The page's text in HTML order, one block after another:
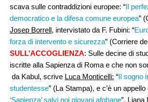
scava sulle contraddizioni europee: “Il
democratico e la difesa comune europea”
Josep Borrell, intervistato da F. Fubini: “
forza di intervento e sicurezza” (Corriere
SULL’ACCOGLIENZA: Sulle decine di
iscritte alla Sapienza di Roma e che non
da Kabul, scrive Luca Monticelli: “Il sogno
studentesse” (La Stampa), e c’è un appello
‘Sapienza’ salvi noi giovani afghane”. Liana